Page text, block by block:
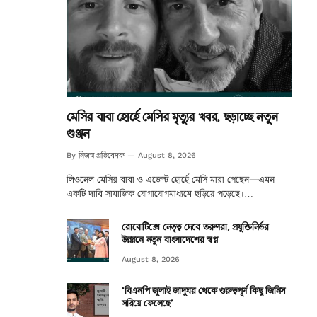
মেসির বাবা হোর্হে মেসির মৃত্যুর খবর, ছড়াচ্ছে নতুন
গুঞ্জন
By নিজস্ব প্রতিবেদক August 8, 2026
লিওনেল মেসির বাবা ও এজেন্ট হোর্হে মেসি মারা গেছেন—এমন
একটি দাবি সামাজিক যোগাযোগমাধ্যমে ছড়িয়ে পড়েছে।…
রোবোটিক্সে নেতৃত্ব দেবে তরুণরা, প্রযুক্তিনির্ভর
উন্নয়নে নতুন বাংলাদেশের স্বপ্ন
August 8, 2026
‘বিএনপি জুলাই জাদুঘর থেকে গুরুত্বপূর্ণ কিছু জিনিস
সরিয়ে ফেলেছে’